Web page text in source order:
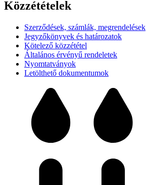
Közzétételek
Szerződések, számlák, megrendelések
Jegyzőkönyvek és határozatok
Kötelező közzététel
Általános érvényű rendeletek
Nyomtatványok
Letölthető dokumentumok